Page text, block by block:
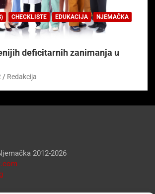
CHECKLISTE EDUKACIJA
NJEMAČKA
deficitarnih zanimanja u
Redakcija
2012-2026